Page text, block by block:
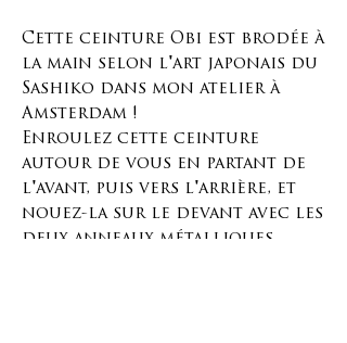
Cette ceinture Obi est brodée à
la main selon l'art japonais du
Sashiko dans mon atelier à
Amsterdam !
Enroulez cette ceinture
autour de vous en partant de
l'avant, puis vers l'arrière, et
nouez-la sur le devant avec les
deux anneaux métalliques